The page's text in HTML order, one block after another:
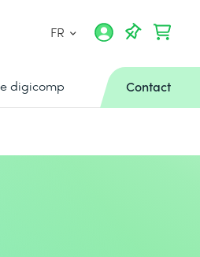
FR
digicomp Contact